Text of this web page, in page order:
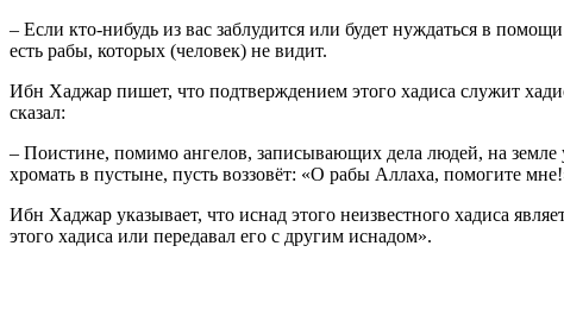
– Если кто-нибудь из вас заблудится или будет нуждаться в
есть рабы, которых (человек) не видит.
Ибн Хаджар пишет, что подтверждением этого хадиса служит
сказал:
– Поистине, помимо ангелов, записывающих дела людей, на земле
хромать в пустыне, пусть воззовёт: «О рабы Аллаха, помогите
Ибн Хаджар указывает, что иснад этого неизвестного хадиса
этого хадиса или передавал его с другим иснадом».